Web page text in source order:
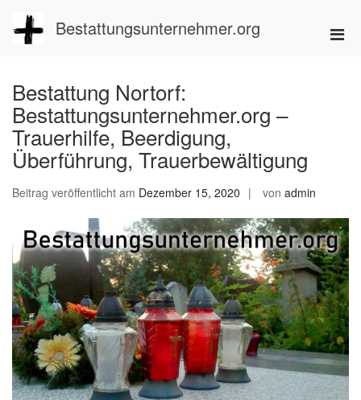
Inhalt
springen
Bestattungsunternehmer.org
Bestattung Nortorf:
Bestattungsunternehmer.org –
Trauerhilfe, Beerdigung,
Überführung, Trauerbewältigung
Beitrag veröffentlicht am Dezember 15, 2020 von admin